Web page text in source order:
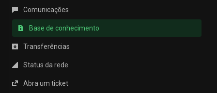
Comunicações
Base de conhecimento
Transferências
Status da rede
Abra um ticket